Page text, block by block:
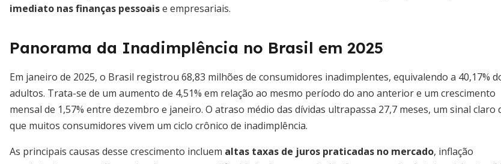
imediato nas finanças pessoaise empresariais.
Panorama da Inadimplência no Brasil em 2025
Em janeiro de 2025, o Brasil registrou 68,83 milhões de consumidores inadimplentes, equivalendo a 40,17%
adultos. Trata-se de um aumento de 4,51% em relação ao mesmo período do ano anterior e um crescimento
mensal de 1,57% entre dezembro e janeiro. O atraso médio das dívidas ultrapassa 27,7 meses, um sinal claro
que muitos consumidores vivem um ciclo crônico de inadimplência.
As principais causas desse crescimento incluem altas taxas de juros praticadas no mercado, inflação